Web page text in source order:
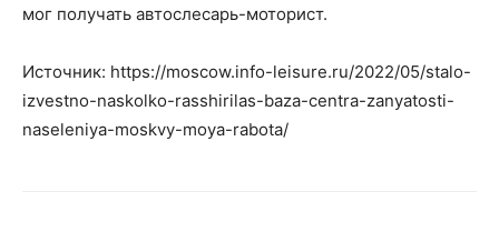
мог получать автослесарь-моторист.
Источник: https://moscow.info-leisure.ru/2022/05/stalo-
izvestno-naskolko-rasshirilas-baza-centra-zanyatosti-
naseleniya-moskvy-moya-rabota/